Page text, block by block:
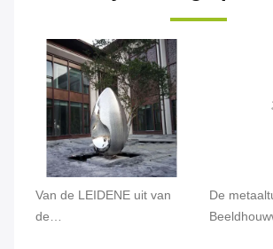
Van de LEIDENE uit van
de
De